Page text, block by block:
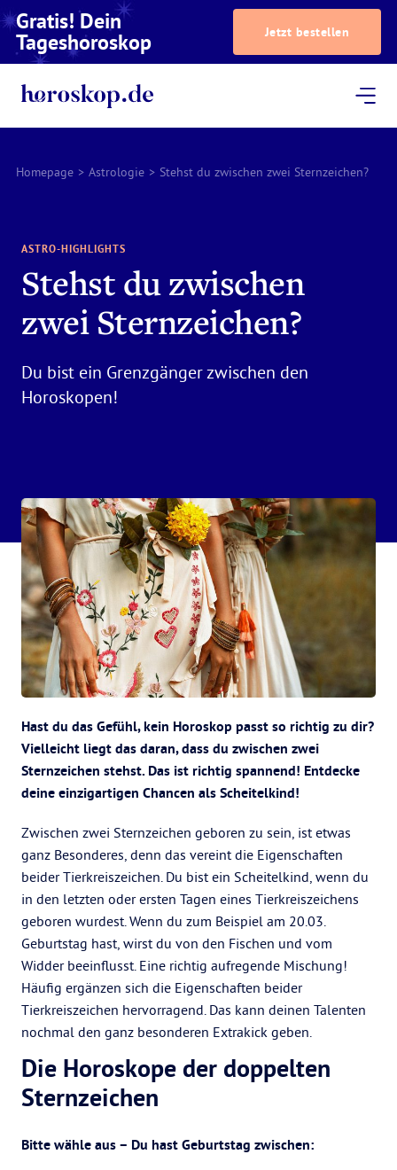
Gratis! Dein
Tageshoroskop Jetzt bestellen
Homepage > Astrologie > Stehst du zwischen zwei Sternzeichen?
ASTRO-HIGHLIGHTS
Stehst du zwischen
zwei Sternzeichen?
Du bist ein Grenzgänger zwischen den
Horoskopen!
Hast du das Gefühl, kein Horoskop passt so richtig zu dir?
Vielleicht liegt das daran, dass du zwischen zwei
Sternzeichen stehst. Das ist richtig spannend! Entdecke
deine einzigartigen Chancen als Scheitelkind!
Zwischen zwei Sternzeichen geboren zu sein, ist etwas
ganz Besonderes, denn das vereint die Eigenschaften
beider Tierkreiszeichen. Du bist ein Scheitelkind, wenn du
in den letzten oder ersten Tagen eines Tierkreiszeichens
geboren wurdest. Wenn du zum Beispiel am 20.03.
Geburtstag hast, wirst du von den Fischen und vom
Widder beeinflusst. Eine richtig aufregende Mischung!
Häufig ergänzen sich die Eigenschaften beider
Tierkreiszeichen hervorragend. Das kann deinen Talenten
nochmal den ganz besonderen Extrakick geben.
Die Horoskope der doppelten
Sternzeichen
Bitte wähle aus – Du hast Geburtstag zwischen: